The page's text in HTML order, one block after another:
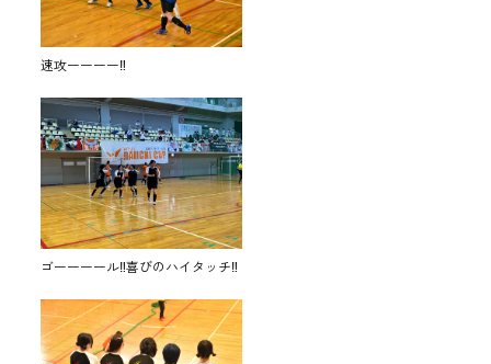
速攻ーーーー‼
ゴーーーール‼喜びのハイタッチ‼